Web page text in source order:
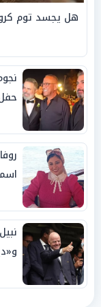
هل يجسد توم